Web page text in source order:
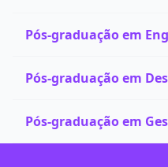
Pós-graduação em
Pós-graduação em
Pós-graduação em